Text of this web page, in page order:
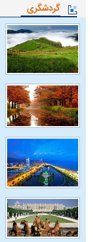
گردشگری